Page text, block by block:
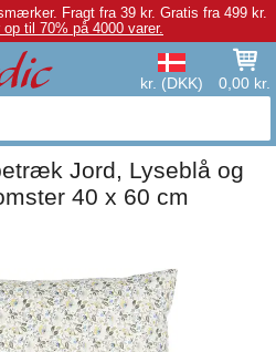
Fragt fra 39 kr. Gratis fra 499 kr.
til 70% på 4000 varer.
kr. (DKK) 0,00 kr.
Jord, Lyseblå og
40 x 60 cm